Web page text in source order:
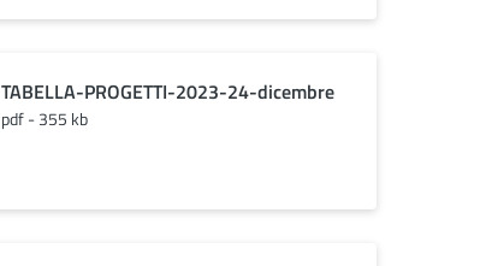
TABELLA-PROGETTI-2023-24-dicembre
pdf - 355 kb